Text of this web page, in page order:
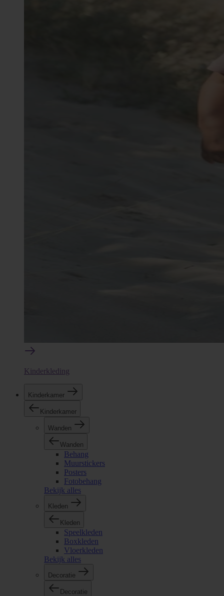
Kinderkleding
Kinderkamer
Kinderkamer
Wanden
Wanden
Behang
Muurstickers
Posters
Fotobehang
Bekijk alles
Kleden
Kleden
Speelkleden
Boxkleden
Vloerkleden
Bekijk alles
Decoratie
Decoratie